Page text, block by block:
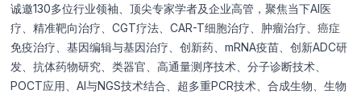
诚邀130多位行业领袖、顶尖专家学者及企业高管，聚焦当下AI医
疗、精准靶向治疗、CGT疗法、CAR-T细胞治疗、肿瘤治疗、癌症
免疫治疗、基因编辑与基因治疗、创新药、mRNA疫苗、创新ADC研
发、抗体药物研究、类器官、高通量测序技术、分子诊断技术、
POCT应用、AI与NGS技术结合、超多重PCR技术、合成生物、生物
留言